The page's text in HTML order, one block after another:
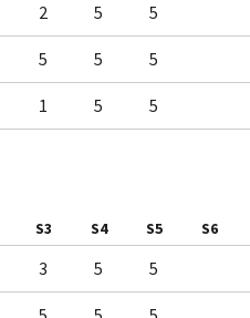
2 5 5
5 5 5
1 5 5
S3 S4 S5 S6
3 5 5